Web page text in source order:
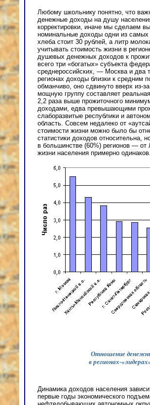
Любому школьнику понятно, что
денежные доходы на душу
корректировки, иначе мы сделаем
номинальные доходы одни из самых
хлеба стоит 30 рублей, а литр
учитывать стоимость жизни в
душевых денежных доходов к
всего три «богатых» субъекта
среднероссийских, — Москва и два
регионах доходы близки к средним
обманчиво, оно сдвинуто вверх из-
мощную группу составляет
2,2 раза выше прожиточного
доходами, едва превышающими
слаборазвитые республики и
область. Совсем недалеко от
стоимости жизни можно было бы
статистики доходов относительна,
в большинстве (60%) регионов — от
жизни населения примерно одинаков.
Отношение
в регионах-
Динамика доходов населения
первые годы экономического